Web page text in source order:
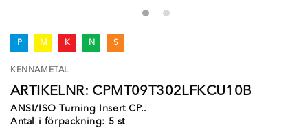
P M K N S
KENNAMETAL
ARTIKELNR: CPMT09T302LFKCU10B
ANSI/ISO Turning Insert CP..
Antal i förpackning: 5 st